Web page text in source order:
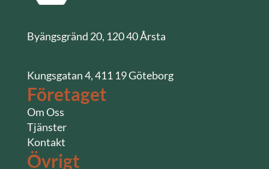
Byängsgränd 20, 120 40 Årsta
Kungsgatan 4, 411 19 Göteborg
Företaget
Om Oss
Tjänster
Kontakt
Övrigt